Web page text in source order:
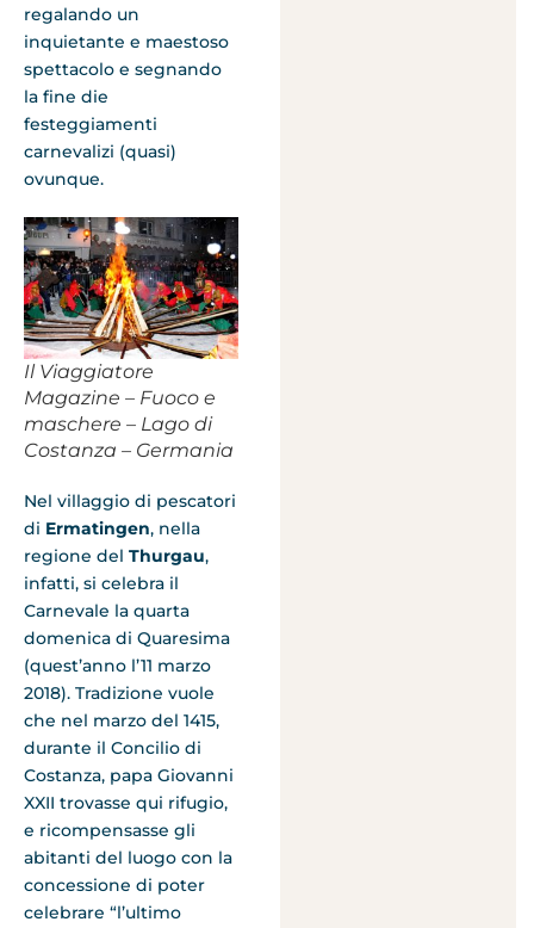
regalando un
inquietante e maestoso
spettacolo e segnando
la fine die
festeggiamenti
carnevalizi (quasi)
ovunque.
Il Viaggiatore
Magazine – Fuoco e
maschere – Lago di
Costanza – Germania
Nel villaggio di pescatori
di Ermatingen, nella
regione del Thurgau,
infatti, si celebra il
Carnevale la quarta
domenica di Quaresima
(quest’anno l’11 marzo
2018). Tradizione vuole
che nel marzo del 1415,
durante il Concilio di
Costanza, papa Giovanni
XXII trovasse qui rifugio,
e ricompensasse gli
abitanti del luogo con la
concessione di poter
celebrare “l’ultimo